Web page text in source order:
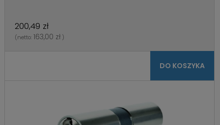
200,49 zł
(netto: 163,00 zł )
DO KOSZYKA